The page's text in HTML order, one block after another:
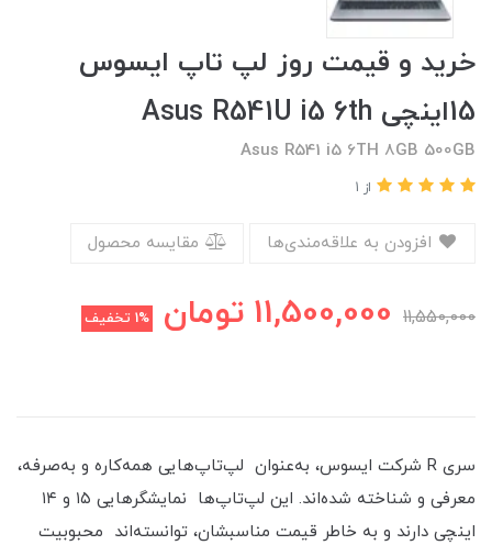
خرید و قیمت روز لپ تاپ ایسوس
15اینچی Asus R541U i5 6th
Asus R541 i5 6TH 8GB 500GB
از 1
مقایسه محصول
11,550,000
11,500,000 تومان 1% تخفیف
سری R شرکت ایسوس، به‌عنوان لپ‌تاپ‌هایی همه‌کاره و به‌صرفه،
معرفی و شناخته شده‌اند. این لپ‌تاپ‌ها نمایشگرهایی ۱۵ و ۱۴
اینچی دارند و به خاطر قیمت مناسبشان، توانسته‌اند محبوبیت